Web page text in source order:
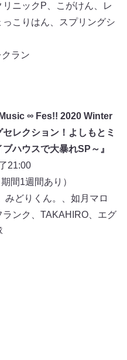
ニックP、こがけん、レ
こりはん、スプリングシ
ラン
∞ Fes!! 2020 Winter
レクション！よしもとミ
ハウスで大暴れSP～』
21:00
間1週間あり）
みどりくん。、如月マロ
ンク、TAKAHIRO、エグ